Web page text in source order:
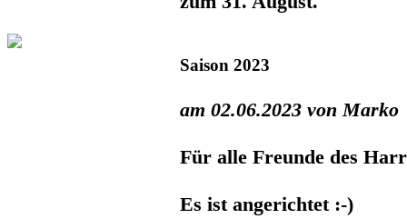
Saison 2023
am 02.06.2023 von Marko
Für alle Freunde des
Es ist angerichtet :-)